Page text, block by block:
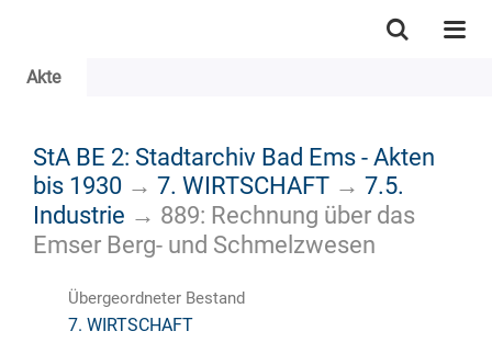
Akte
StA BE 2: Stadtarchiv Bad Ems - Akten
bis 1930 → 7. WIRTSCHAFT → 7.5.
Industrie → 889: Rechnung über das
Emser Berg- und Schmelzwesen
Übergeordneter Bestand
7. WIRTSCHAFT